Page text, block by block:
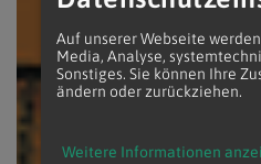
Auf unserer Webseite
Media, Analyse,
Sonstiges. Sie können Ihre
ändern oder zurückziehen.
Weitere Informationen